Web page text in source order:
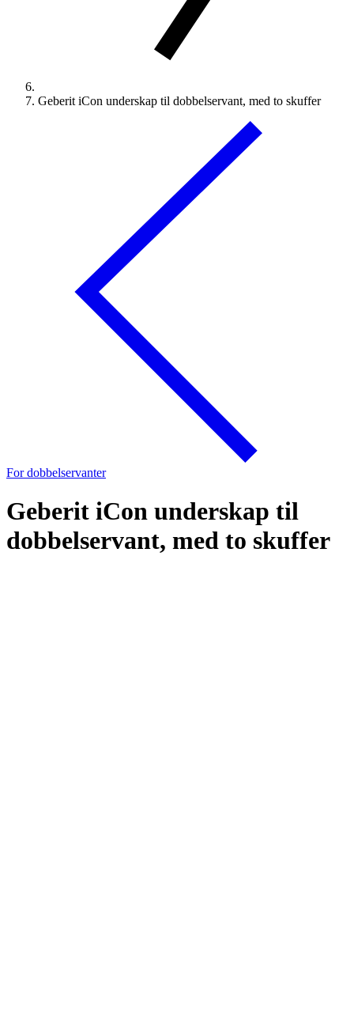
Geberit iCon underskap til dobbelservant, med to skuffer
For dobbelservanter
Geberit iCon underskap til
dobbelservant, med to skuffer